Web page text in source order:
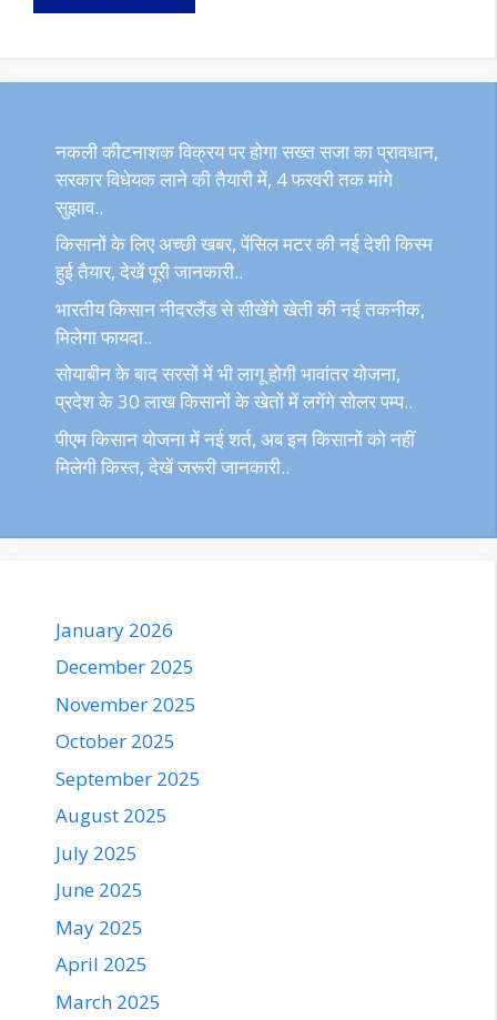
नकली कीटनाशक विक्रय पर होगा सख्त सजा का प्रावधान,
सरकार विधेयक लाने की तैयारी में, 4 फरवरी तक मांगे
सुझाव..
किसानों के लिए अच्छी खबर, पेंसिल मटर की नई देशी किस्म
हुई तैयार, देखें पूरी जानकारी..
भारतीय किसान नीदरलैंड से सीखेंगे खेती की नई तकनीक,
मिलेगा फायदा..
सोयाबीन के बाद सरसों में भी लागू होगी भावांतर योजना,
प्रदेश के 30 लाख किसानों के खेतों में लगेंगे सोलर पम्प..
पीएम किसान योजना में नई शर्त, अब इन किसानों को नहीं
मिलेगी किस्त, देखें जरूरी जानकारी..
January 2026
December 2025
November 2025
October 2025
September 2025
August 2025
July 2025
June 2025
May 2025
April 2025
March 2025